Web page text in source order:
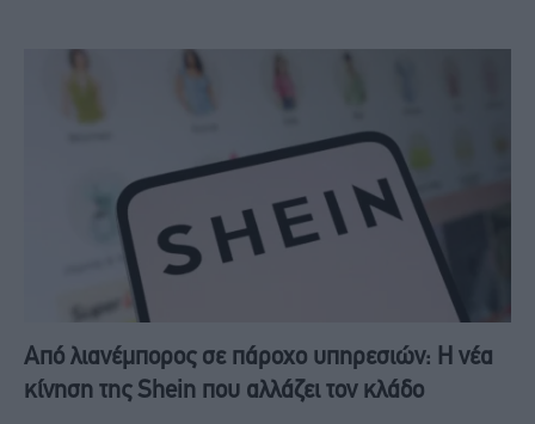
Από λιανέμπορος σε πάροχο υπηρεσιών: Η νέα
κίνηση της Shein που αλλάζει τον κλάδο